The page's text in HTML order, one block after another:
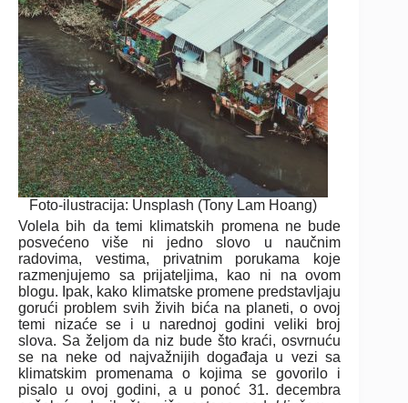
Foto-ilustracija: Unsplash (Tony Lam Hoang)
Volela bih da temi klimatskih promena ne bude
posvećeno više ni jedno slovo u naučnim
radovima, vestima, privatnim porukama koje
razmenjujemo sa prijateljima, kao ni na ovom
blogu. Ipak, kako klimatske promene predstavljaju
gorući problem svih živih bića na planeti, o ovoj
temi nizaće se i u narednoj godini veliki broj
slova. Sa željom da niz bude što kraći, osvrnuću
se na neke od najvažnijih događaja u vezi sa
klimatskim promenama o kojima se govorilo i
pisalo u ovoj godini, a u ponoć 31. decembra